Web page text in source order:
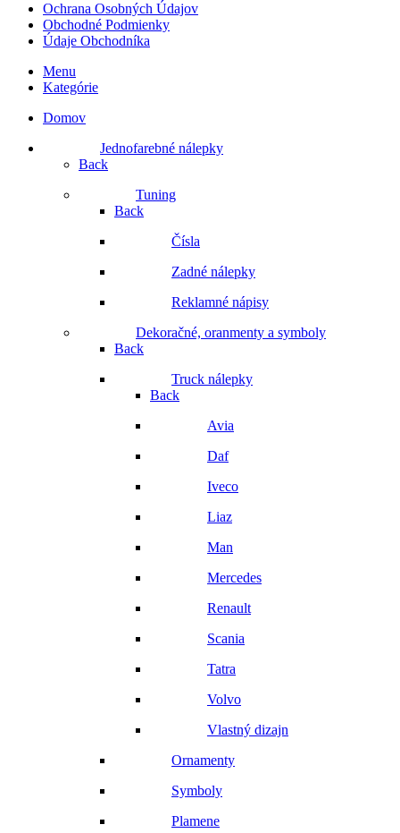
Ochrana Osobných Údajov
Obchodné Podmienky
Údaje Obchodníka
Menu
Kategórie
Domov
Jednofarebné nálepky
Back
Tuning
Back
Čísla
Zadné nálepky
Reklamné nápisy
Dekoračné, oranmenty a symboly
Back
Truck nálepky
Back
Avia
Daf
Iveco
Liaz
Man
Mercedes
Renault
Scania
Tatra
Volvo
Vlastný dizajn
Ornamenty
Symboly
Plamene